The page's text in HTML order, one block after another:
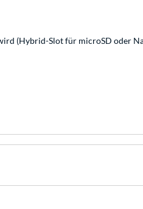
(Hybrid-Slot für microSD oder